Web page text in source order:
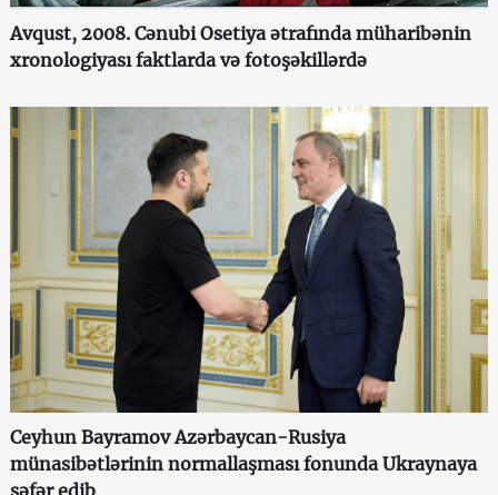
Avqust, 2008. Cənubi Osetiya ətrafında müharibənin
xronologiyası faktlarda və fotoşəkillərdə
Ceyhun Bayramov Azərbaycan-Rusiya
münasibətlərinin normallaşması fonunda Ukraynaya